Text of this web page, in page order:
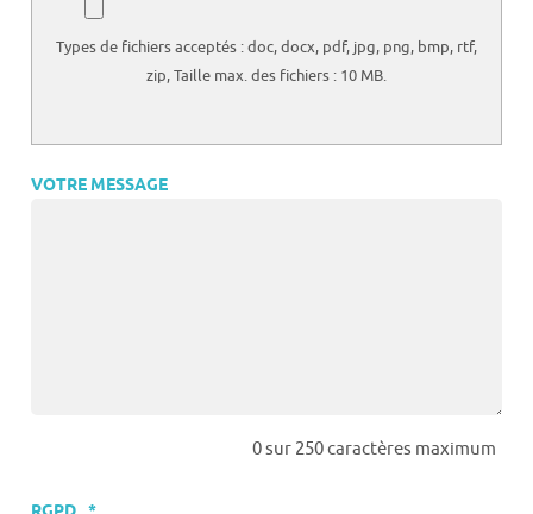
Types de fichiers acceptés : doc, docx, pdf, jpg, png, bmp, rtf,
zip, Taille max. des fichiers : 10 MB.
VOTRE MESSAGE
0 sur 250 caractères maximum